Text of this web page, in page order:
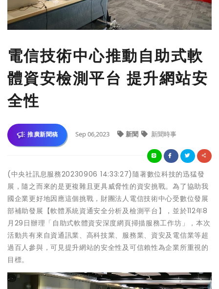
電信技術中心推動自助式軟
體資安檢測平台 提升網站安
全性
推廣新聞稿 Sep 06,2023 新聞 新聞時事
(中央社訊息服務20230906 14:33:27)隨著數位科技的迅猛發
展，隨之而來的是更複雜且更具威脅性的資安挑戰。為了協助我
國企業更好地因應這個挑戰，財團法人電信技術中心受數位發展
部補助發展【軟體系統資通安全分析及檢測平台】，並於112年8
月29日辦理「自助式軟體資安深度網頁掃描服務工作坊」，本次
活動共有來自資通訊業、高科技業、服務業、資安及電信業等超
過百人參與，可見提升網站的安全性及可信賴性為企業所重視的
目標。